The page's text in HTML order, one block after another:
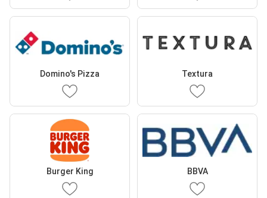
Domino's Pizza Textura
Burger King BBVA